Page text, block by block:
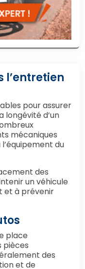
l’entretien
pour assurer
longévité d’un
mécaniques
du
des
un véhicule
et à prévenir
place
pièces
des
et de